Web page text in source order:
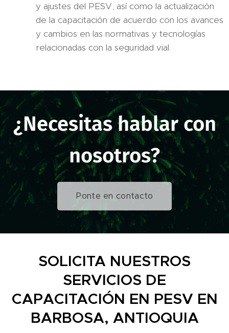
y ajustes del PESV, así como la actualización
de la capacitación de acuerdo con los avances
y cambios en las normativas y tecnologías
relacionadas con la seguridad vial.
¿Necesitas hablar con
nosotros?
Ponte en contacto
SOLICITA NUESTROS
SERVICIOS DE
CAPACITACIÓN EN PESV EN
BARBOSA, ANTIOQUIA